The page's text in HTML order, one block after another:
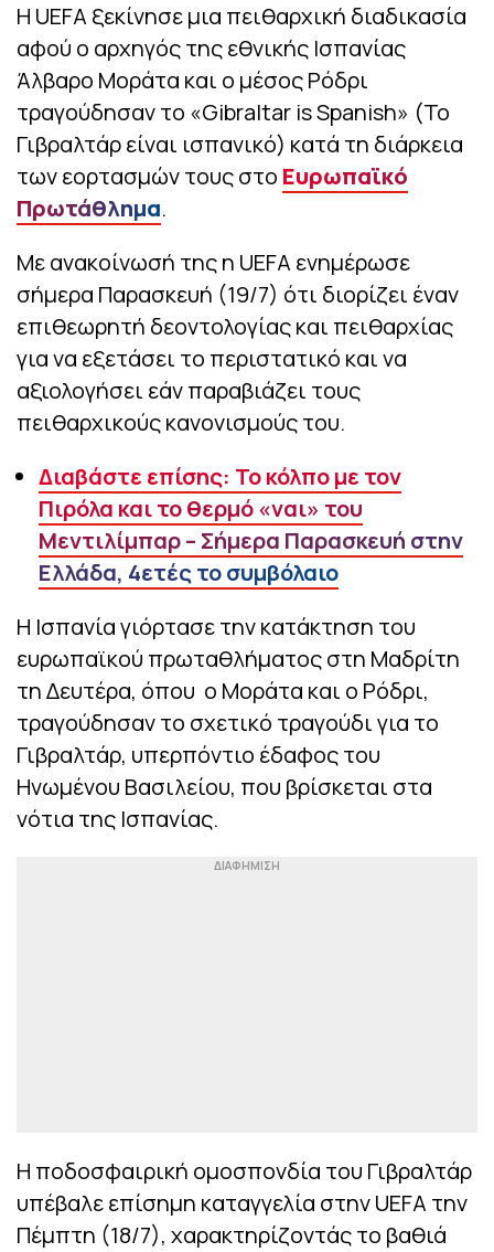
Η UEFA ξεκίνησε μια πειθαρχική διαδικασία
αφού ο αρχηγός της εθνικής Ισπανίας
Άλβαρο Μοράτα και ο μέσος Ρόδρι
τραγούδησαν το «Gibraltar is Spanish» (Το
Γιβραλτάρ είναι ισπανικό) κατά τη διάρκεια
των εορτασμών τους στο Ευρωπαϊκό
Πρωτάθλημα.
Με ανακοίνωσή της η UEFA ενημέρωσε
σήμερα Παρασκευή (19/7) ότι διορίζει έναν
επιθεωρητή δεοντολογίας και πειθαρχίας
για να εξετάσει το περιστατικό και να
αξιολογήσει εάν παραβιάζει τους
πειθαρχικούς κανονισμούς του.
Διαβάστε επίσης: Το κόλπο με τον
Πιρόλα και το θερμό «ναι» του
Μεντιλίμπαρ – Σήμερα Παρασκευή στην
Ελλάδα, 4ετές το συμβόλαιο
Η Ισπανία γιόρτασε την κατάκτηση του
ευρωπαϊκού πρωταθλήματος στη Μαδρίτη
τη Δευτέρα, όπου ο Μοράτα και ο Ρόδρι,
τραγούδησαν το σχετικό τραγούδι για το
Γιβραλτάρ, υπερπόντιο έδαφος του
Ηνωμένου Βασιλείου, που βρίσκεται στα
νότια της Ισπανίας.
Η ποδοσφαιρική ομοσπονδία του Γιβραλτάρ
υπέβαλε επίσημη καταγγελία στην UEFA την
Πέμπτη (18/7), χαρακτηρίζοντάς το βαθιά